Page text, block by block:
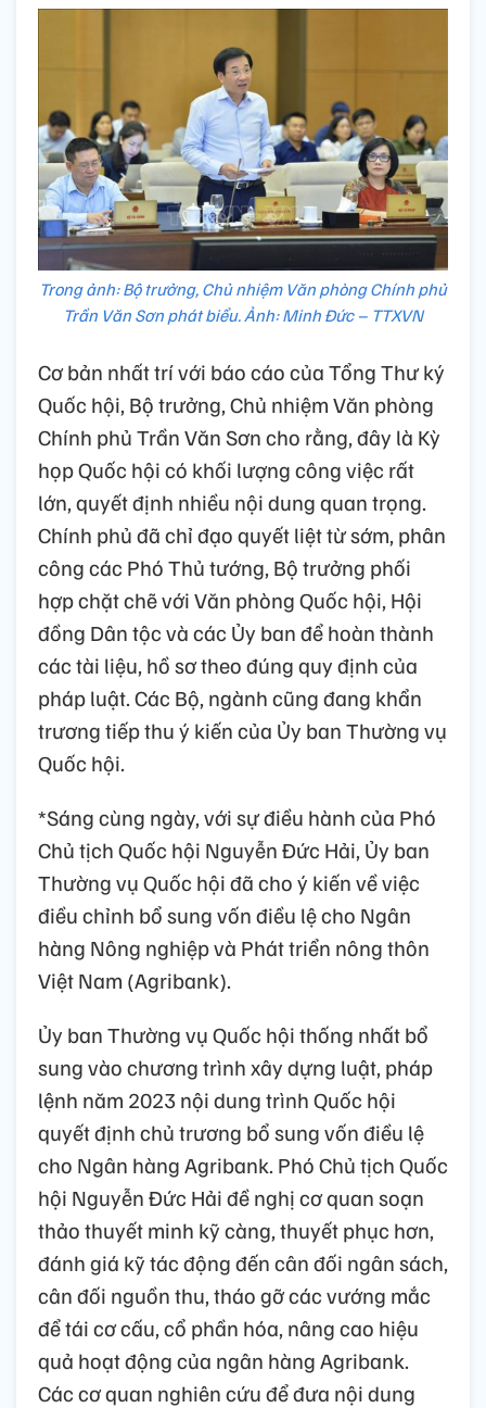
Trong ảnh: Bộ trưởng, Chủ nhiệm Văn phòng Chính phủ
Trần Văn Sơn phát biểu. Ảnh: Minh Đức – TTXVN
Cơ bản nhất trí với báo cáo của Tổng Thư ký
Quốc hội, Bộ trưởng, Chủ nhiệm Văn phòng
Chính phủ Trần Văn Sơn cho rằng, đây là Kỳ
họp Quốc hội có khối lượng công việc rất
lớn, quyết định nhiều nội dung quan trọng.
Chính phủ đã chỉ đạo quyết liệt từ sớm, phân
công các Phó Thủ tướng, Bộ trưởng phối
hợp chặt chẽ với Văn phòng Quốc hội, Hội
đồng Dân tộc và các Ủy ban để hoàn thành
các tài liệu, hồ sơ theo đúng quy định của
pháp luật. Các Bộ, ngành cũng đang khẩn
trương tiếp thu ý kiến của Ủy ban Thường vụ
Quốc hội.
*Sáng cùng ngày, với sự điều hành của Phó
Chủ tịch Quốc hội Nguyễn Đức Hải, Ủy ban
Thường vụ Quốc hội đã cho ý kiến về việc
điều chỉnh bổ sung vốn điều lệ cho Ngân
hàng Nông nghiệp và Phát triển nông thôn
Việt Nam (Agribank).
Ủy ban Thường vụ Quốc hội thống nhất bổ
sung vào chương trình xây dựng luật, pháp
lệnh năm 2023 nội dung trình Quốc hội
quyết định chủ trương bổ sung vốn điều lệ
cho Ngân hàng Agribank. Phó Chủ tịch Quốc
hội Nguyễn Đức Hải đề nghị cơ quan soạn
thảo thuyết minh kỹ càng, thuyết phục hơn,
đánh giá kỹ tác động đến cân đối ngân sách,
cân đối nguồn thu, tháo gỡ các vướng mắc
để tái cơ cấu, cổ phần hóa, nâng cao hiệu
quả hoạt động của ngân hàng Agribank.
Các cơ quan nghiên cứu để đưa nội dung